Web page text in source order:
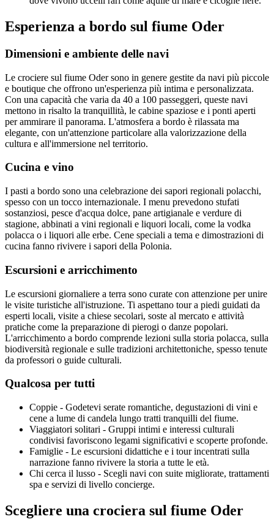
Esperienza a bordo sul fiume Oder
Dimensioni e ambiente delle navi
Le crociere sul fiume Oder sono in genere gestite da navi più piccole
e boutique che offrono un'esperienza più intima e personalizzata.
Con una capacità che varia da 40 a 100 passeggeri, queste navi
mettono in risalto la tranquillità, le cabine spaziose e i ponti aperti
per ammirare il panorama. L'atmosfera a bordo è rilassata ma
elegante, con un'attenzione particolare alla valorizzazione della
cultura e all'immersione nel territorio.
Cucina e vino
I pasti a bordo sono una celebrazione dei sapori regionali polacchi,
spesso con un tocco internazionale. I menu prevedono stufati
sostanziosi, pesce d'acqua dolce, pane artigianale e verdure di
stagione, abbinati a vini regionali e liquori locali, come la vodka
polacca o i liquori alle erbe. Cene speciali a tema e dimostrazioni di
cucina fanno rivivere i sapori della Polonia.
Escursioni e arricchimento
Le escursioni giornaliere a terra sono curate con attenzione per unire
le visite turistiche all'istruzione. Ti aspettano tour a piedi guidati da
esperti locali, visite a chiese secolari, soste al mercato e attività
pratiche come la preparazione di pierogi o danze popolari.
L'arricchimento a bordo comprende lezioni sulla storia polacca, sulla
biodiversità regionale e sulle tradizioni architettoniche, spesso tenute
da professori o guide culturali.
Qualcosa per tutti
Coppie - Godetevi serate romantiche, degustazioni di vini e
cene a lume di candela lungo tratti tranquilli del fiume.
Viaggiatori solitari - Gruppi intimi e interessi culturali
condivisi favoriscono legami significativi e scoperte profonde.
Famiglie - Le escursioni didattiche e i tour incentrati sulla
narrazione fanno rivivere la storia a tutte le età.
Chi cerca il lusso - Scegli navi con suite migliorate, trattamenti
spa e servizi di livello concierge.
Scegliere una crociera sul fiume Oder